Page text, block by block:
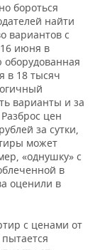
бороться
найти
вариантов с
июня в
в 18 тысяч
варианты и за
цен
за сутки,
может
«однушку» с
в
оценили в
с ценами от